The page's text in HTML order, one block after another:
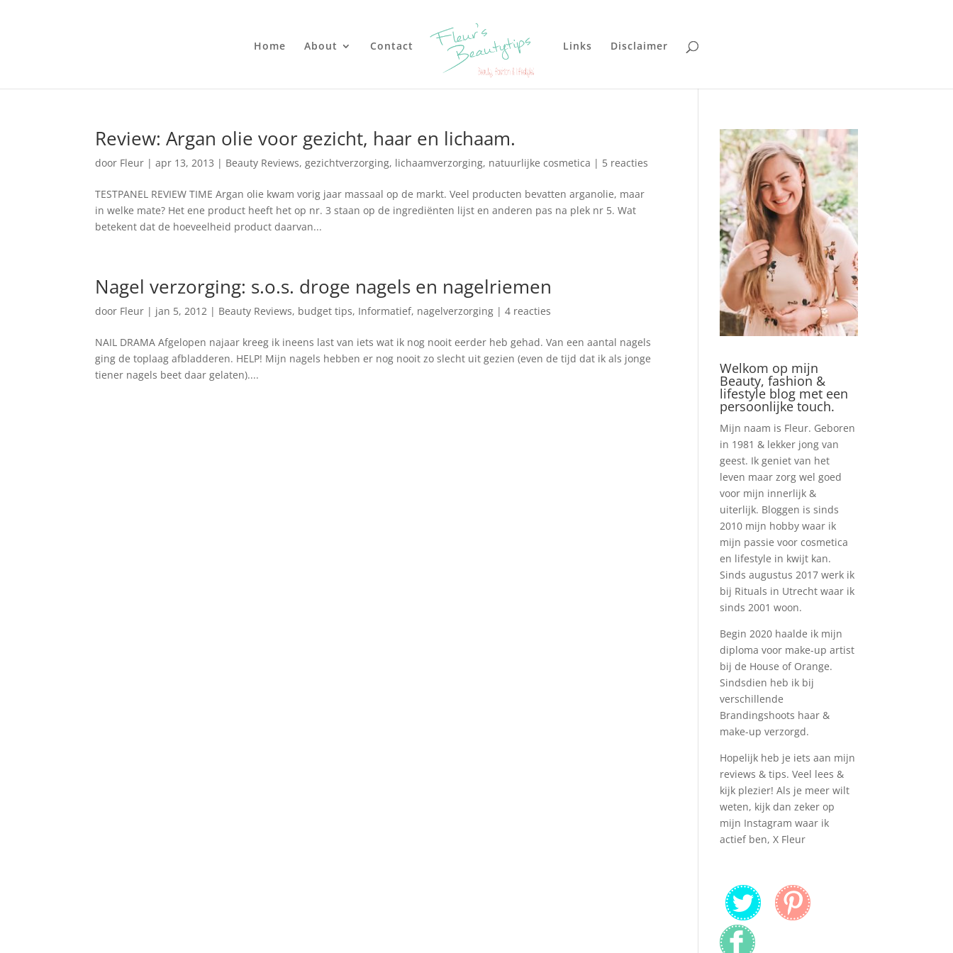
Home About Contact Links Disclaimer
Review: Argan olie voor gezicht, haar en lichaam.
door Fleur |apr 13, 2013 | Beauty Reviews,gezichtverzorging, lichaamverzorging, natuurlijke cosmetica | 5 reacties
TESTPANEL REVIEW TIME Argan olie kwam vorig jaar massaal op de markt. Veel producten bevatten arganolie, maar
in welke mate? Het ene product heeft het op nr. 3 staan op de ingrediënten lijst en anderen pas na plek nr 5. Wat
betekent dat de hoeveelheid product daarvan...
Nagel verzorging: s.o.s. droge nagels en nagelriemen
door Fleur | jan 5, 2012 | Beauty Reviews, budget tips, Informatief, nagelverzorging |4 reacties
NAIL DRAMA Afgelopen najaar kreeg ik ineens last van iets wat ik nog nooit eerder heb gehad. Van een aantal nagels
ging de toplaag afbladderen. HELP! Mijn nagels hebben er nog nooit zo slecht uit gezien (even de tijd dat ik als jonge
tiener nagels beet daar gelaten)....
Welkom op mijn
Beauty, fashion &
lifestyle blog met een
persoonlijke touch.
Mijn naam is Fleur. Geboren
in 1981 & lekker jong van
geest. Ik geniet van het
leven maar zorg wel goed
voor mijn innerlijk &
uiterlijk. Bloggen is sinds
2010 mijn hobby waar ik
mijn passie voor cosmetica
en lifestyle in kwijt kan.
Sinds augustus 2017 werk ik
bij Rituals in Utrecht waar ik
sinds 2001 woon.
Begin 2020 haalde ik mijn
diploma voor make-up artist
bij de House of Orange.
Sindsdien heb ik bij
verschillende
Brandingshoots haar &
make-up verzorgd.
Hopelijk heb je iets aan mijn
reviews & tips. Veel lees &
kijk plezier! Als je meer wilt
weten, kijk dan zeker op
mijn Instagram waar ik
actief ben, X Fleur